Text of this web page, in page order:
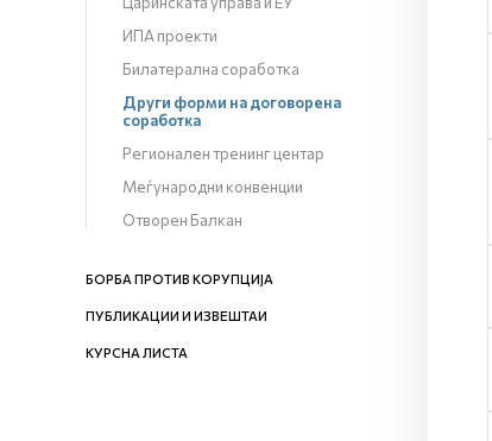
ИПА проекти
Билатерална соработка
Други форми на договорена
соработка
Регионален тренинг центар
Меѓународни конвенции
Отворен Балкан
БОРБА ПРОТИВ КОРУПЦИЈА
ПУБЛИКАЦИИ И ИЗВЕШТАИ
КУРСНА ЛИСТА